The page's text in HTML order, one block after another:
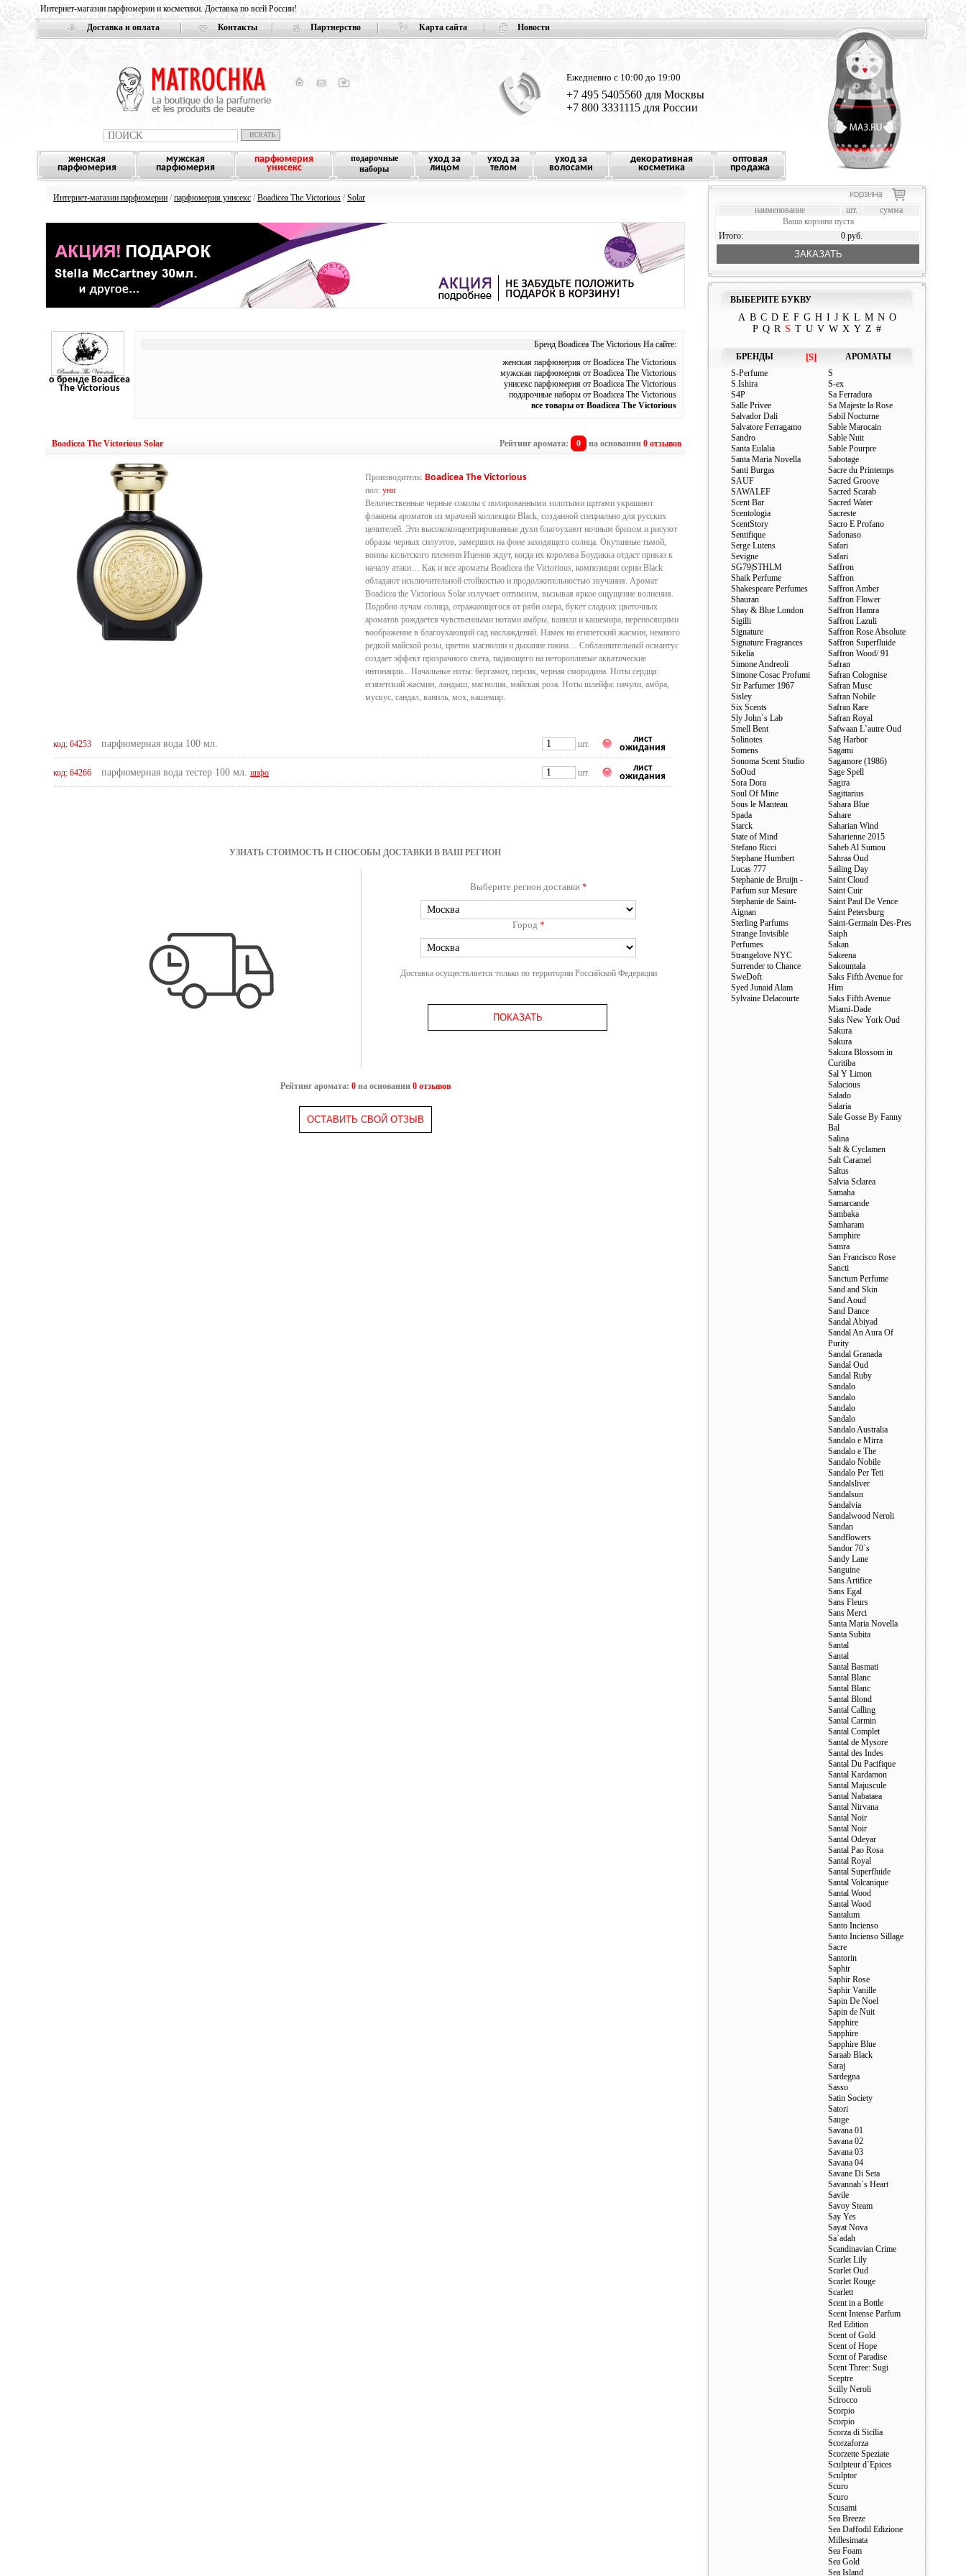
Интернет-магазин парфюмерии и косметики. Доставка по всей России!
Доставка и оплата
Контакты Партнерство Карта сайта Новости
Ежедневно с 10:00 до 19:00
+7 495 5405560 для Москвы
+7 800 3331115 для России
женская
парфюмерия
мужская
парфюмерия
парфюмерия
унисекс
подарочные
наборы
уход за
лицом
уход за
телом
уход за
волосами
декоративная
косметика
оптовая
продажа
Интернет-магазин парфюмерии /парфюмерия унисекс /Boadicea The Victorious /Solar
о бренде Boadicea
The Victorious
Бренд Boadicea The Victorious На сайте:
женская парфюмерия от Boadicea The Victorious
мужская парфюмерия от Boadicea The Victorious
унисекс парфюмерия от Boadicea The Victorious
подарочные наборы от Boadicea The Victorious
все товары от Boadicea The Victorious
Boadicea The Victorious Solar Рейтинг аромата: 0 на основании 0 отзывов
Производитель: Boadicea The Victorious
пол: уни
Величественные черные соколы с полированными золотыми щитами украшают
флаконы ароматов из мрачной коллекции Black, созданной специально для русских
ценителей. Эти высококонцентрированные духи благоухают ночным бризом и рисуют
образы черных силуэтов, замерших на фоне заходящего солнца. Окутанные тьмой,
воины кельтского племени Иценов ждут, когда их королева Боудикка отдаст приказ к
началу атаки… Как и все ароматы Boadicea the Victorious, композиции серии Black
обладают исключительной стойкостью и продолжительностью звучания. Аромат
Boadicea the Victorious Solar излучает оптимизм, вызывая яркое ощущение волнения.
Подобно лучам солнца, отражающегося от ряби озера, букет сладких цветочных
ароматов рождается чувственными нотами амбры, ванили и кашемира, переносящими
воображение в благоухающий сад наслаждений. Намек на египетский жасмин, немного
редкой майской розы, цветок магнолии и дыхание пиона… Соблазнительный османтус
создает эффект прозрачного света, падающего на неторопливые акватические
интонации... Начальные ноты: бергамот, персик, черная смородина. Ноты сердца:
египетский жасмин, ландыш, магнолия, майская роза. Ноты шлейфа: пачули, амбра,
мускус, сандал, ваниль, мох, кашемир.
код: 64253 парфюмерная вода 100 мл. шт.
лист
ожидания
код: 64266 парфюмерная вода тестер 100 мл. инфо шт.
лист
ожидания
УЗНАТЬ СТОИМОСТЬ И СПОСОБЫ ДОСТАВКИ В ВАШ РЕГИОН
Выберите регион доставки *
Город *
Доставка осуществляется только по территории Российской Федерации
ПОКАЗАТЬ
Рейтинг аромата: 0на основании 0 отзывов
ОСТАВИТЬ СВОЙ ОТЗЫВ
наименование шт.
сумма
Ваша корзина пуста
Итого:
0 руб.
ЗАКАЗАТЬ
ВЫБЕРИТЕ БУКВУ
A B C D E F G H I J K L M N O
P Q R S T U V W X Y Z #
БРЕНДЫ [S]
АРОМАТЫ
S-Perfume
S.Ishira
S4P
Salle Privee
Salvador Dali
Salvatore Ferragamo
Sandro
Santa Eulalia
Santa Maria Novella
Santi Burgas
SAUF
SAWALEF
Scent Bar
Scentologia
ScentStory
Sentifique
Serge Lutens
Sevigne
SG79|STHLM
Shaik Perfume
Shakespeare Perfumes
Shauran
Shay & Blue London
Sigilli
Signature
Signature Fragrances
Sikelia
Simone Andreoli
Simone Cosac Profumi
Sir Parfumer 1967
Sisley
Six Scents
Sly John`s Lab
Smell Bent
Solinotes
Somens
Sonoma Scent Studio
SoOud
Sora Dora
Soul Of Mine
Sous le Manteau
Spada
Starck
State of Mind
Stefano Ricci
Stephane Humbert
Lucas 777
Stephanie de Bruijn -
Parfum sur Mesure
Stephanie de Saint-
Aignan
Sterling Parfums
Strange Invisible
Perfumes
Strangelove NYC
Surrender to Chance
SweDoft
Syed Junaid Alam
Sylvaine Delacourte
S
S-ex
Sa Ferradura
Sa Majeste la Rose
Sabil Nocturne
Sable Marocain
Sable Nuit
Sable Pourpre
Sabotage
Sacre du Printemps
Sacred Groove
Sacred Scarab
Sacred Water
Sacreste
Sacro E Profano
Sadonaso
Safari
Safari
Saffron
Saffron
Saffron Amber
Saffron Flower
Saffron Hamra
Saffron Lazuli
Saffron Rose Absolute
Saffron Superfluide
Saffron Wood/ 91
Safran
Safran Colognise
Safran Musc
Safran Nobile
Safran Rare
Safran Royal
Safwaan L`autre Oud
Sag Harbor
Sagami
Sagamore (1986)
Sage Spell
Sagira
Sagittarius
Sahara Blue
Sahare
Saharian Wind
Saharienne 2015
Saheb Al Sumou
Sahraa Oud
Sailing Day
Saint Cloud
Saint Cuir
Saint Paul De Vence
Saint Petersburg
Saint-Germain Des-Pres
Saiph
Sakan
Sakeena
Sakountala
Saks Fifth Avenue for
Him
Saks Fifth Avenue
Miami-Dade
Saks New York Oud
Sakura
Sakura
Sakura Blossom in
Curitiba
Sal Y Limon
Salacious
Salado
Salaria
Sale Gosse By Fanny
Bal
Salina
Salt & Cyclamen
Salt Caramel
Saltus
Salvia Sclarea
Samaha
Samarcande
Sambaka
Samharam
Samphire
Samra
San Francisco Rose
Sancti
Sanctum Perfume
Sand and Skin
Sand Aoud
Sand Dance
Sandal Abiyad
Sandal An Aura Of
Purity
Sandal Granada
Sandal Oud
Sandal Ruby
Sandalo
Sandalo
Sandalo
Sandalo
Sandalo Australia
Sandalo e Mirra
Sandalo e The
Sandalo Nobile
Sandalo Per Teti
Sandalsliver
Sandalsun
Sandalvia
Sandalwood Neroli
Sandan
Sandflowers
Sandor 70`s
Sandy Lane
Sanguine
Sans Artifice
Sans Egal
Sans Fleurs
Sans Merci
Santa Maria Novella
Santa Subita
Santal
Santal
Santal Basmati
Santal Blanc
Santal Blanc
Santal Blond
Santal Calling
Santal Carmin
Santal Complet
Santal de Mysore
Santal des Indes
Santal Du Pacifique
Santal Kardamon
Santal Majuscule
Santal Nabataea
Santal Nirvana
Santal Noir
Santal Noir
Santal Odeyar
Santal Pao Rosa
Santal Royal
Santal Superfluide
Santal Volcanique
Santal Wood
Santal Wood
Santalum
Santo Incienso
Santo Incienso Sillage
Sacre
Santorin
Saphir
Saphir Rose
Saphir Vanille
Sapin De Noel
Sapin de Nuit
Sapphire
Sapphire
Sapphire Blue
Saraab Black
Saraj
Sardegna
Sasso
Satin Society
Satori
Sauge
Savana 01
Savana 02
Savana 03
Savana 04
Savane Di Seta
Savannah`s Heart
Savile
Savoy Steam
Say Yes
Sayat Nova
Sa`adah
Scandinavian Crime
Scarlet Lily
Scarlet Oud
Scarlet Rouge
Scarlett
Scent in a Bottle
Scent Intense Parfum
Red Edition
Scent of Gold
Scent of Hope
Scent of Paradise
Scent Three: Sugi
Sceptre
Scilly Neroli
Scirocco
Scorpio
Scorpio
Scorza di Sicilia
Scorzaforza
Scorzette Speziate
Sculpteur d`Epices
Sculptor
Scuro
Scuro
Scusami
Sea Breeze
Sea Daffodil Edizione
Millesimata
Sea Foam
Sea Gold
Sea Island